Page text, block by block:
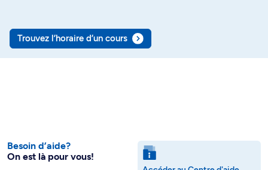
Trouvez l’horaire d’un cours
Besoin d’aide?
On est là pour vous!